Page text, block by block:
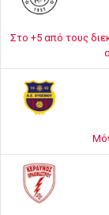
Στο +5 από τους